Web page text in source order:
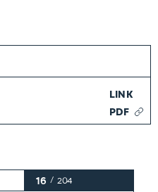
LINK
PDF
16 / 204